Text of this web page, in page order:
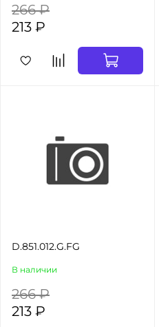
266 ₽
213 ₽
D.851.012.G.FG
В наличии
266 ₽
213 ₽